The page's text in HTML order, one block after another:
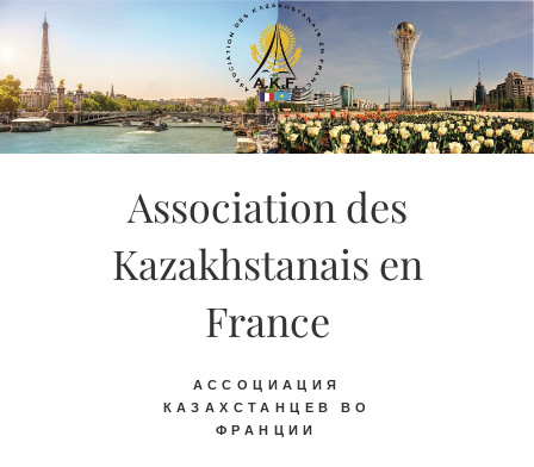
Skip
content
Association des
Kazakhstanais en
France
АССОЦИАЦИЯ
КАЗАХСТАНЦЕВ ВО
ФРАНЦИИ